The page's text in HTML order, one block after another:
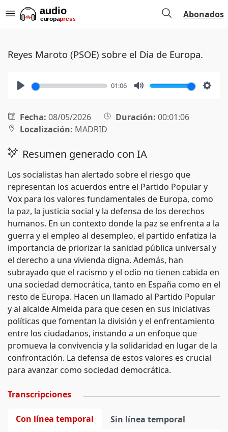
Abonados
Reyes Maroto (PSOE) sobre el Día de Europa.
01:06
Fecha: 08/05/2026 Duración: 00:01:06
Localización: MADRID
Resumen generado con IA
Los socialistas han alertado sobre el riesgo que
representan los acuerdos entre el Partido Popular y
Vox para los valores fundamentales de Europa, como
la paz, la justicia social y la defensa de los derechos
humanos. En un contexto donde la paz se enfrenta a la
guerra y el empleo al desempleo, el partido enfatiza la
importancia de priorizar la sanidad pública universal y
el derecho a una vivienda digna. Además, han
subrayado que el racismo y el odio no tienen cabida en
una sociedad democrática, tanto en España como en el
resto de Europa. Hacen un llamado al Partido Popular
y al alcalde Almeida para que cesen en sus iniciativas
políticas que fomentan la división y el enfrentamiento
entre los ciudadanos, instando a un enfoque que
promueva la convivencia y la solidaridad en lugar de la
confrontación. La defensa de estos valores es crucial
para avanzar como sociedad democrática.
Transcripciones
Con línea temporal Sin línea temporal